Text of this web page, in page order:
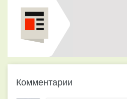
Комментарии